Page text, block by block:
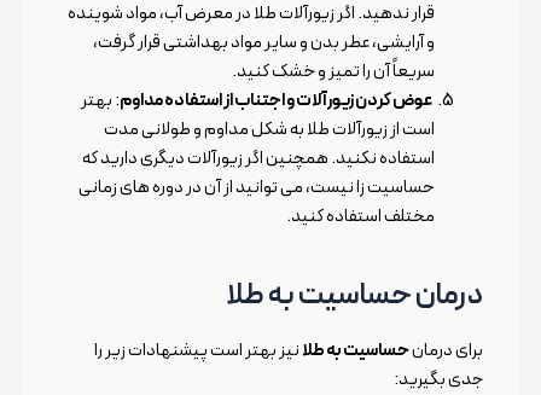
قرار ندهید. اگر زیورآلات طلا در معرض آب، مواد شوینده
و آرایشی، عطر بدن و سایر مواد بهداشتی قرار گرفت،
سریعاً آن را تمیز و خشک کنید.
عوض کردن زیورآلات و اجتناب از استفاده مداوم: بهتر
است از زیورآلات طلا به شکل مداوم و طولانی مدت
استفاده نکنید. همچنین اگر زیورآلات دیگری دارید که
حساسیت زا نیست، می توانید از آن در دوره های زمانی
مختلف استفاده کنید.
درمان حساسیت به طلا
برای درمانحساسیت به طلانیز بهتر است پیشنهادات زیر را
جدی بگیرید: